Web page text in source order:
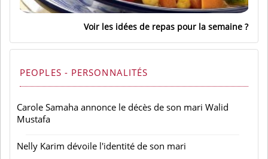
Voir les idées de repas pour la semaine
PEOPLES - PERSONNALITÉS
Carole Samaha annonce le décès de son mari Walid
Mustafa
Nelly Karim dévoile l'identité de son mari